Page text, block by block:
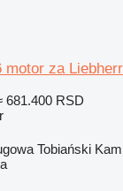
motor za
681.400 RSD
Tobiański